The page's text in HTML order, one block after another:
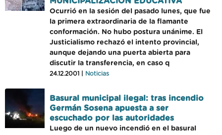
Ocurrió en la sesión del pasado lunes, que fue
la primera extraordinaria de la flamante
conformación. No hubo postura unánime. El
Justicialismo rechazó el intento provincial,
aunque dejando una puerta abierta para
discutir la transferencia, en caso q
24.12.2001 | Noticias
Basural municipal ilegal: tras incendio
Germán Sosena apuesta a ser
escuchado por las autoridades
Luego de un nuevo incendió en el basural